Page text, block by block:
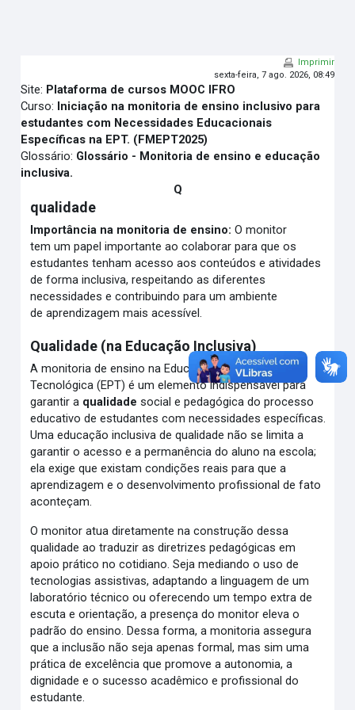
Imprimir
sexta-feira, 7 ago. 2026, 08:49
Site: Plataforma de cursos MOOC IFRO
Curso: Iniciação na monitoria de ensino inclusivo para
estudantes com Necessidades Educacionais
Específicas na EPT. (FMEPT2025)
Glossário: Glossário - Monitoria de ensino e educação
inclusiva.
Q
qualidade
Importância na monitoria de ensino: O monitor
tem um papel importante ao colaborar para que os
estudantes tenham acesso aos conteúdos e atividades
de forma inclusiva, respeitando as diferentes
necessidades e contribuindo para um ambiente
de aprendizagem mais acessível.
Qualidade (na Educação Inclusiva)
A monitoria de ensino na Educação Profissional e
Tecnológica (EPT) é um elemento indispensável para
garantir a qualidade social e pedagógica do processo
educativo de estudantes com necessidades específicas.
Uma educação inclusiva de qualidade não se limita a
garantir o acesso e a permanência do aluno na escola;
ela exige que existam condições reais para que a
aprendizagem e o desenvolvimento profissional de fato
aconteçam.
O monitor atua diretamente na construção dessa
qualidade ao traduzir as diretrizes pedagógicas em
apoio prático no cotidiano. Seja mediando o uso de
tecnologias assistivas, adaptando a linguagem de um
laboratório técnico ou oferecendo um tempo extra de
escuta e orientação, a presença do monitor eleva o
padrão do ensino. Dessa forma, a monitoria assegura
que a inclusão não seja apenas formal, mas sim uma
prática de excelência que promove a autonomia, a
dignidade e o sucesso acadêmico e profissional do
estudante.